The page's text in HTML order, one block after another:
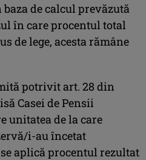
de calcul prevăzută
în care procentul total
de lege, acesta rămâne
potrivit art. 28 din
Casei de Pensii
unitatea de la care
i-au încetat
aplică procentul rezultat